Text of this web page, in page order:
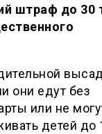
штраф до 30
они едут без
или не
детей до